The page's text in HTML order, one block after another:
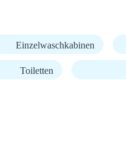
Einzelwaschkabinen
Toiletten